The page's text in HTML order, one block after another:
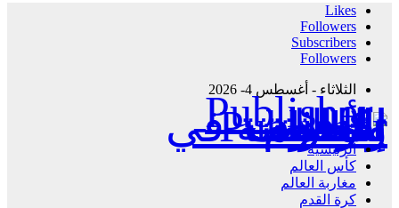
Likes
Followers
Subscribers
Followers
الثلاثاء - أغسطس 4- 2026
Publisher - تغطية إخبارية لكافة الأحداث الرياضية في المغرب والعالم.
الرئيسية
كأس العالم
مغاربة العالم
كرة القدم